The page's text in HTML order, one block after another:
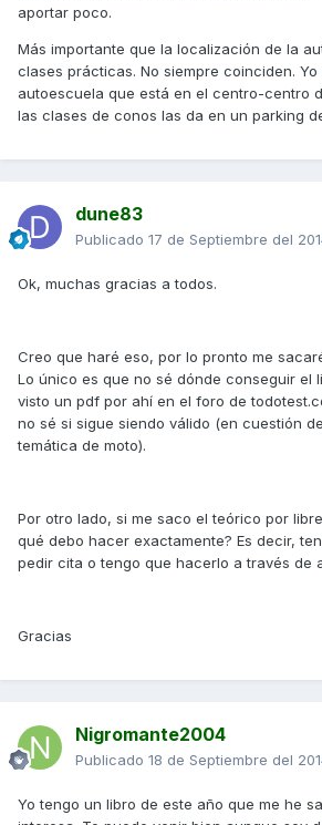
aportar poco.
Más importante que la localización de la
clases prácticas. No siempre coinciden.
autoescuela que está en el centro-centro
las clases de conos las da en un parking
dune83
Publicado 17 de Septiembre del
Ok, muchas gracias a todos.
Creo que haré eso, por lo pronto me
Lo único es que no sé dónde conseguir el
visto un pdf por ahí en el foro de
no sé si sigue siendo válido (en cuestión
temática de moto).
Por otro lado, si me saco el teórico por
qué debo hacer exactamente? Es decir,
pedir cita o tengo que hacerlo a través de
Gracias
Nigromante2004
Publicado 18 de Septiembre del
Yo tengo un libro de este año que me he